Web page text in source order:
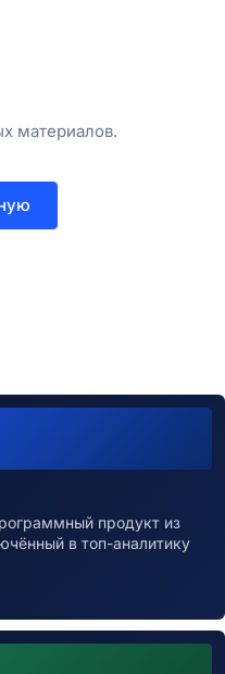
материалов.
продукт из
в топ-аналитику